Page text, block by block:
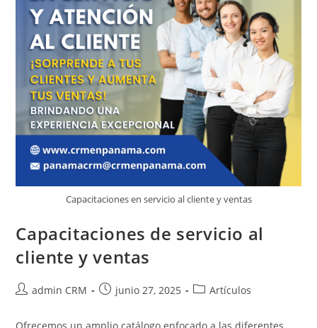
Capacitaciones en servicio al cliente y ventas
Capacitaciones de servicio al
cliente y ventas
admin CRM junio 27, 2025 Artículos
Ofrecemos un amplio catálogo enfocado a las diferentes